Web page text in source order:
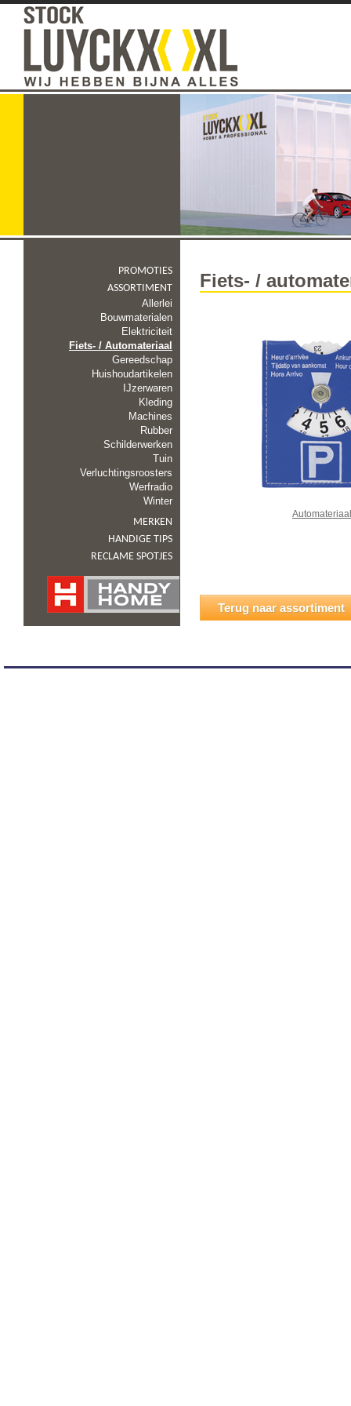
PROMOTIES
ASSORTIMENT
Allerlei
Bouwmaterialen
Elektriciteit
Fiets- / Automateriaal
Gereedschap
Huishoudartikelen
IJzerwaren
Kleding
Machines
Rubber
Schilderwerken
Tuin
Verluchtingsroosters
Werfradio
Winter
MERKEN
HANDIGE TIPS
RECLAME SPOTJES
Fiets- /
Automateriaal
Terug naar assortiment